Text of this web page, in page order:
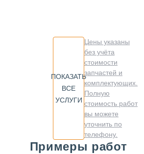
ПОКАЗАТЬ
ВСЕ
УСЛУГИ
Цены указаны
без учёта
стоимости
запчастей и
комплектующих.
Полную
стоимость работ
вы можете
уточнить по
телефону.
Примеры работ